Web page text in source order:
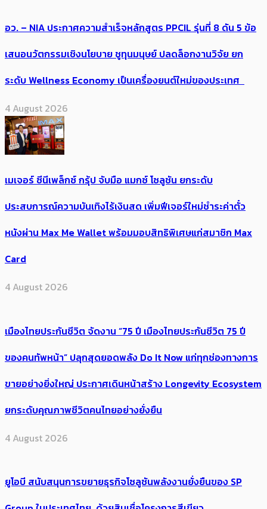
อว. – NIA ประกาศความสำเร็จหลักสูตร PPCIL รุ่นที่ 8 ดัน 5 ข้อ
เสนอนวัตกรรมเชิงนโยบาย ชูทุนมนุษย์ ปลดล็อกงานวิจัย ยก
ระดับ Wellness Economy เป็นเครื่องยนต์ใหม่ของประเทศ
4 August 2026
เมเจอร์ ซีนีเพล็กซ์ กรุ้ป จับมือ แมกซ์ โซลูชัน ยกระดับ
ประสบการณ์ความบันเทิงไร้เงินสด เพิ่มฟีเจอร์ใหม่ชำระค่าตั๋ว
หนังผ่าน Max Me Wallet พร้อมมอบสิทธิพิเศษแก่สมาชิก Max
Card
4 August 2026
เมืองไทยประกันชีวิต จัดงาน “75 ปี เมืองไทยประกันชีวิต 75 ปี
ของคนทัพหน้า” ปลุกสุดยอดพลัง Do It Now แก่ทุกช่องทางการ
ขายอย่างยิ่งใหญ่ ประกาศเดินหน้าสร้าง Longevity Ecosystem
ยกระดับคุณภาพชีวิตคนไทยอย่างยั่งยืน
4 August 2026
ยูโอบี สนับสนุนการขยายธุรกิจโซลูชันพลังงานยั่งยืนของ SP